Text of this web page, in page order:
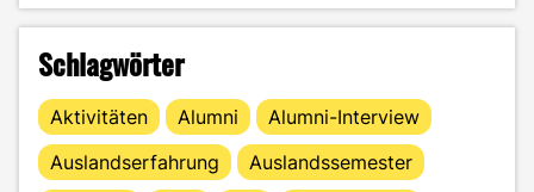
Schlagwörter
Aktivitäten Alumni
Alumni-Interview
Auslandserfahrung
Auslandssemester